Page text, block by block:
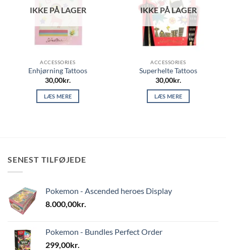
IKKE PÅ LAGER
ACCESSORIES
Enhjørning Tattoos
30,00kr.
LÆS MERE
IKKE PÅ LAGER
ACCESSORIES
Superhelte Tattoos
30,00kr.
LÆS MERE
SENEST TILFØJEDE
Pokemon - Ascended heroes Display
8.000,00kr.
Pokemon - Bundles Perfect Order
299,00kr.